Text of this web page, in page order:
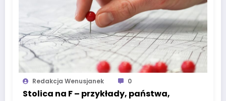
Redakcja Wenusjanek 0
Stolica na F – przykłady, państwa,